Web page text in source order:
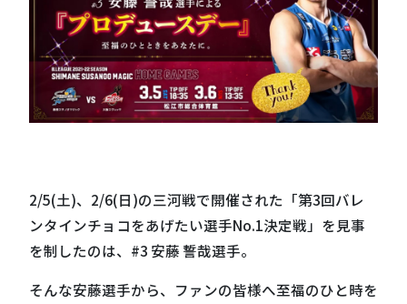
2/5(⼟)、2/6(⽇)の三河戦で開催された「第3回バレ
ンタインチョコをあげたい選⼿No.1決定戦」を見事
を制したのは、#3 安藤 誓哉選⼿。
そんな安藤選⼿から、ファンの皆様へ⾄福のひと時を